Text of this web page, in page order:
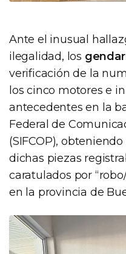
Ante el inusual
ilegalidad, los
verificación de la
los cinco motores e
antecedentes en la
Federal de
(SIFCOP),
dichas piezas
caratulados por
en la provincia de